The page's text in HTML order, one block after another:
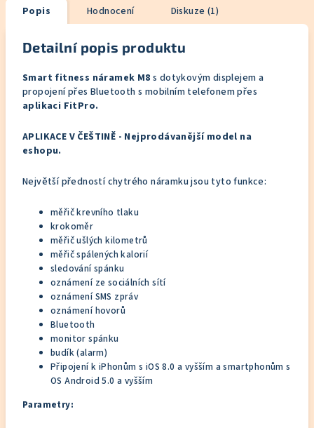
Popis Hodnocení Diskuze (1)
Detailní popis produktu
Smart fitness náramek M8 s dotykovým displejem a
propojení přes Bluetooth s mobilním telefonem přes
aplikaci FitPro.
APLIKACE V ČEŠTINĚ - Nejprodávanější model na
eshopu.
Největší předností chytrého náramku jsou tyto funkce:
měřič krevního tlaku
krokoměr
měřič ušlých kilometrů
měřič spálených kalorií
sledování spánku
oznámení ze sociálních sítí
oznámení SMS zpráv
oznámení hovorů
Bluetooth
monitor spánku
budík (alarm)
Připojení k iPhonům s iOS 8.0 a vyšším a smartphonům s
OS Android 5.0 a vyšším
Parametry: